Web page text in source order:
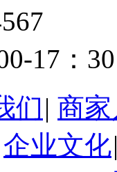
17：30
们 | 商
企业文化